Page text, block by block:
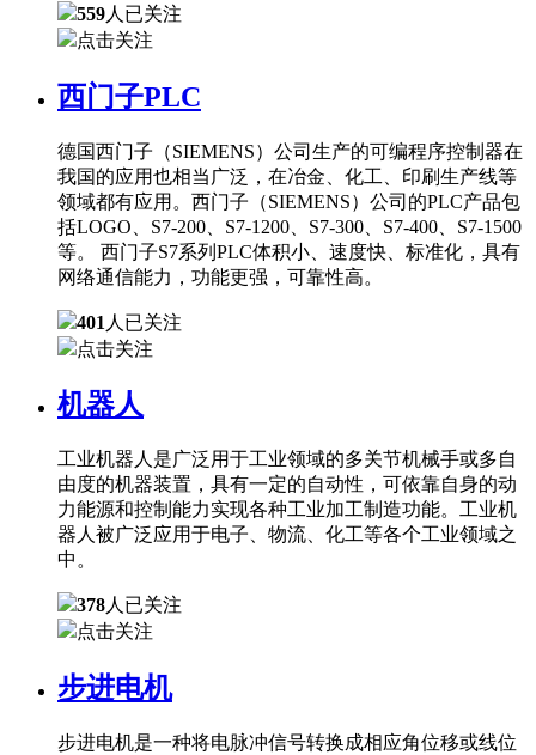
559人已关注
点击关注
西门子PLC
德国西门子（SIEMENS）公司生产的可编程序控制器在
我国的应用也相当广泛，在冶金、化工、印刷生产线等
领域都有应用。西门子（SIEMENS）公司的PLC产品包
括LOGO、S7-200、S7-1200、S7-300、S7-400、S7-1500
等。 西门子S7系列PLC体积小、速度快、标准化，具有
网络通信能力，功能更强，可靠性高。
401 人已关注
点击关注
机器人
工业机器人是广泛用于工业领域的多关节机械手或多自
由度的机器装置，具有一定的自动性，可依靠自身的动
力能源和控制能力实现各种工业加工制造功能。工业机
器人被广泛应用于电子、物流、化工等各个工业领域之
中。
378人已关注
点击关注
步进电机
步进电机是一种将电脉冲信号转换成相应角位移或线位